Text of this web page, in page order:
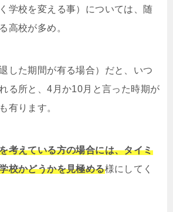
学校を変える事）については、随
高校が多め。
した期間が有る場合）だと、いつ
る所と、4月か10月と言った時期が
有ります。
考えている方の場合には、タイミ
校かどうかを見極める様にしてく